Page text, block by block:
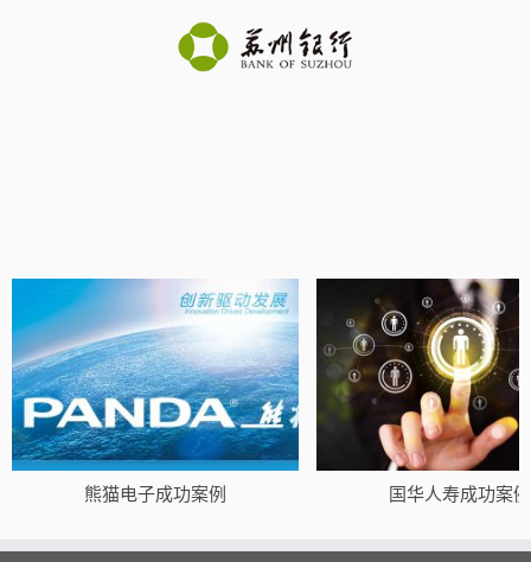
熊猫电子成功案例 国华人寿成功案例